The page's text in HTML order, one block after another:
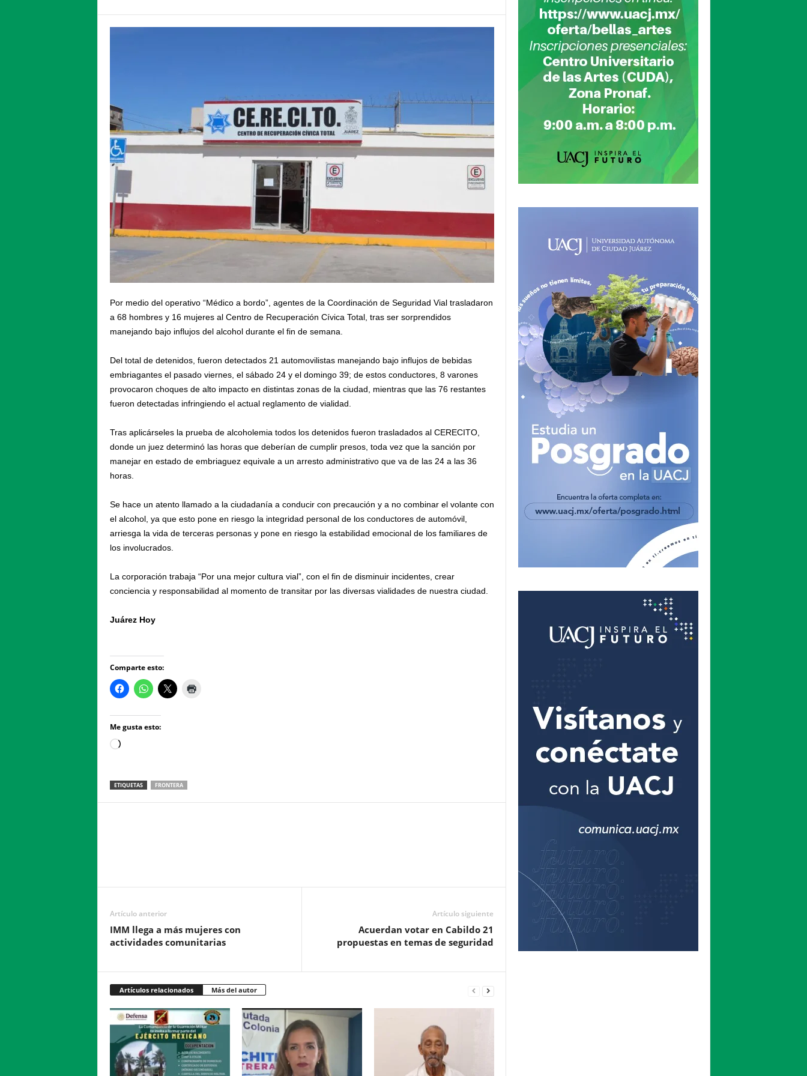
Por medio del operativo “Médico a bordo”, agentes de la Coordinación de Seguridad Vial trasladaron
a 68 hombres y 16 mujeres al Centro de Recuperación Cívica Total, tras ser sorprendidos
manejando bajo influjos del alcohol durante el fin de semana.
Del total de detenidos, fueron detectados 21 automovilistas manejando bajo influjos de bebidas
embriagantes el pasado viernes, el sábado 24 y el domingo 39; de estos conductores, 8 varones
provocaron choques de alto impacto en distintas zonas de la ciudad, mientras que las 76 restantes
fueron detectadas infringiendo el actual reglamento de vialidad.
Tras aplicárseles la prueba de alcoholemia todos los detenidos fueron trasladados al CERECITO,
donde un juez determinó las horas que deberían de cumplir presos, toda vez que la sanción por
manejar en estado de embriaguez equivale a un arresto administrativo que va de las 24 a las 36
horas.
Se hace un atento llamado a la ciudadanía a conducir con precaución y a no combinar el volante con
el alcohol, ya que esto pone en riesgo la integridad personal de los conductores de automóvil,
arriesga la vida de terceras personas y pone en riesgo la estabilidad emocional de los familiares de
los involucrados.
La corporación trabaja “Por una mejor cultura vial”, con el fin de disminuir incidentes, crear
conciencia y responsabilidad al momento de transitar por las diversas vialidades de nuestra ciudad.
Juárez Hoy
Comparte esto:
Me gusta esto:
Loading…
ETIQUETAS FRONTERA
Artículo anterior
IMM llega a más mujeres con
actividades comunitarias
Artículo siguiente
Acuerdan votar en Cabildo 21
propuestas en temas de seguridad
Artículos relacionados Más del autor